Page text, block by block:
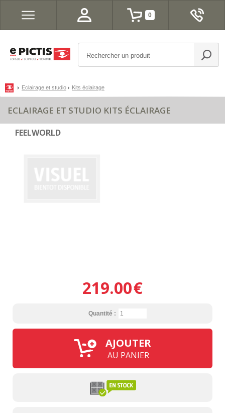
0
Eclairage et studio Kits éclairage
ECLAIRAGE ET STUDIO KITS ÉCLAIRAGE
FEELWORLD
219.00€
Quantité :
AJOUTER
AU PANIER